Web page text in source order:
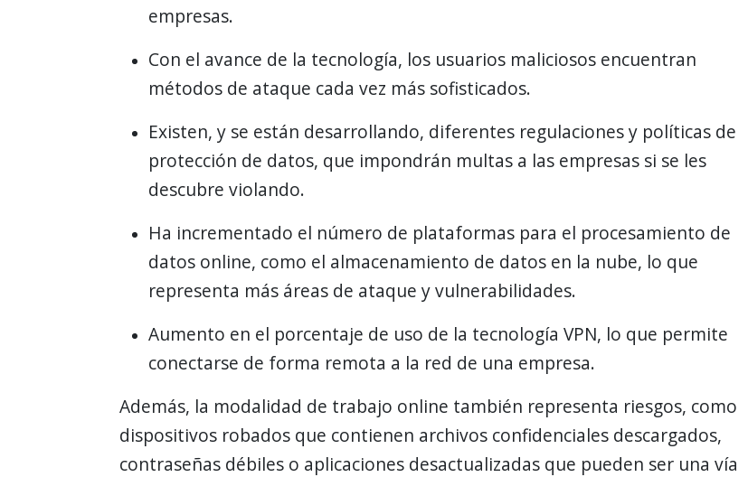
empresas.
Con el avance de la tecnología, los usuarios maliciosos encuentran
métodos de ataque cada vez más sofisticados.
Existen, y se están desarrollando, diferentes regulaciones y políticas de
protección de datos, que impondrán multas a las empresas si se les
descubre violando.
Ha incrementado el número de plataformas para el procesamiento de
datos online, como el almacenamiento de datos en la nube, lo que
representa más áreas de ataque y vulnerabilidades.
Aumento en el porcentaje de uso de la tecnología VPN, lo que permite
conectarse de forma remota a la red de una empresa.
Además, la modalidad de trabajo online también representa riesgos, como
dispositivos robados que contienen archivos confidenciales descargados,
contraseñas débiles o aplicaciones desactualizadas que pueden ser una vía